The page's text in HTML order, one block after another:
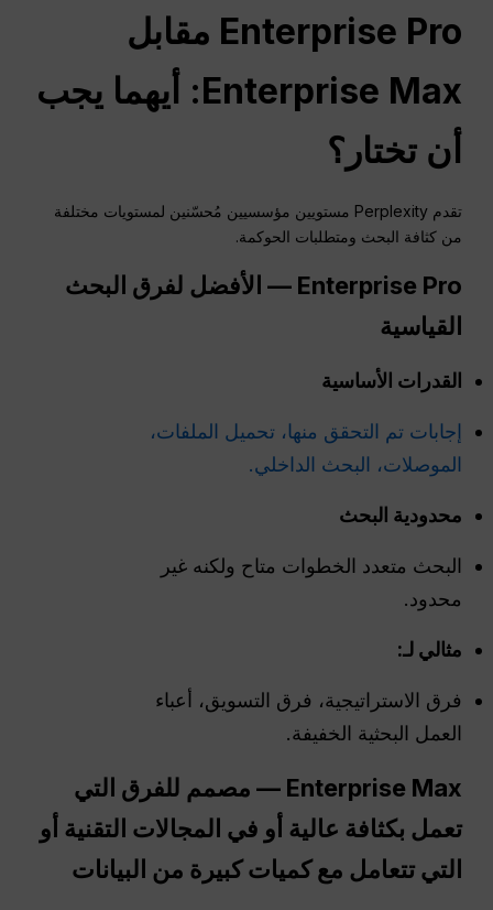
Enterprise Pro مقابل
Enterprise Max: أيهما يجب
أن تختار؟
تقدم Perplexity مستويين مؤسسيين مُحسّنين لمستويات مختلفة
من كثافة البحث ومتطلبات الحوكمة.
Enterprise Pro — الأفضل لفرق البحث
القياسية
القدرات الأساسية
إجابات تم التحقق منها، تحميل الملفات،
الموصلات، البحث الداخلي.
محدودية البحث
البحث متعدد الخطوات متاح ولكنه غير
محدود.
مثالي لـ:
فرق الاستراتيجية، فرق التسويق، أعباء
العمل البحثية الخفيفة.
Enterprise Max — مصمم للفرق التي
تعمل بكثافة عالية أو في المجالات التقنية أو
التي تتعامل مع كميات كبيرة من البيانات